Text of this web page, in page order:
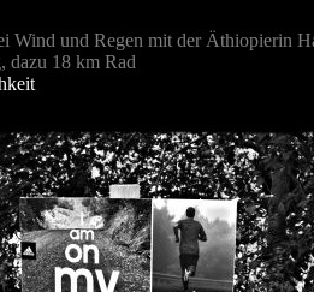
Wind und Regen mit der Äthiopierin
dazu 18 km Rad